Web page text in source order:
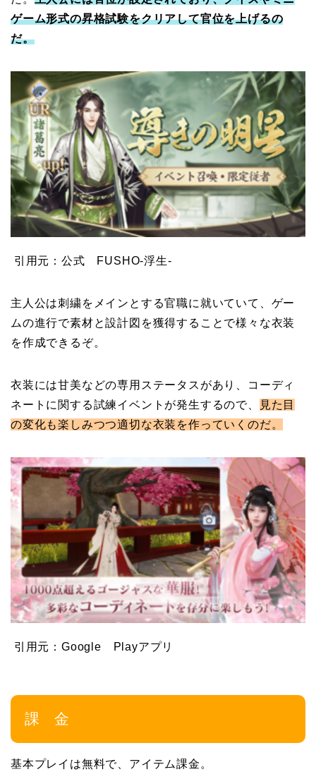
ゲーム形式の昇格試験をクリアして官位を上げるの
だ。
引用元：公式 FUSHO-浮生-
主人公は刺繍をメインとする官職に就いていて、ゲー
ムの進行で素材と設計図を獲得することで様々な衣装
を作成できるぞ。
衣装には甘美などの専用ステータスがあり、コーディ
ネートに関する試練イベントが発生するので、
見た目
の変化も楽しみつつ適切な衣装を作っていくのだ。
引用元：Google Playアプリ
課 金
基本プレイは無料で、アイテム課金。